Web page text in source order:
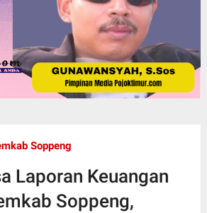
Soppeng
Laporan Keuangan
Soppeng,